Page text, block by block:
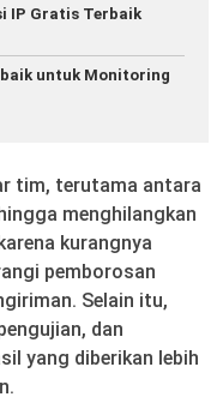
IP Gratis Terbaik
untuk Monitoring
tim, terutama antara
menghilangkan
kurangnya
pemborosan
Selain itu,
dan
yang diberikan lebih